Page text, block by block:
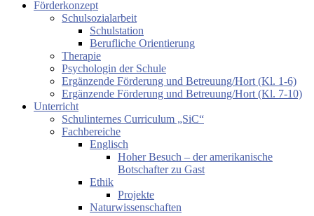
Förderkonzept
Schulsozialarbeit
Schulstation
Berufliche Orientierung
Therapie
Psychologin der Schule
Ergänzende Förderung und Betreuung/Hort (Kl. 1-6)
Ergänzende Förderung und Betreuung/Hort (Kl. 7-10)
Unterricht
Schulinternes Curriculum „SiC“
Fachbereiche
Englisch
Hoher Besuch – der amerikanische
Botschafter zu Gast
Ethik
Projekte
Naturwissenschaften